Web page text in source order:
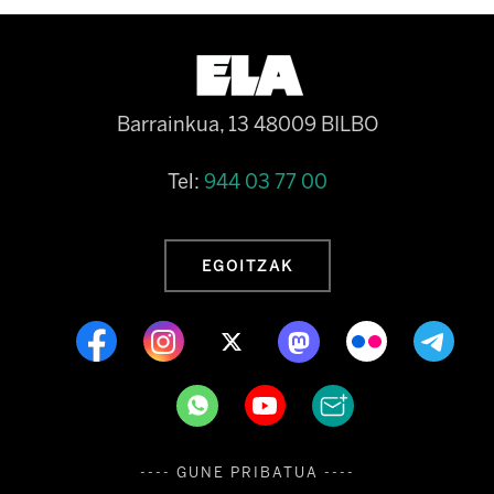
Barrainkua, 13 48009 BILBO
Tel: 944 03 77 00
EGOITZAK
---- GUNE PRIBATUA ----